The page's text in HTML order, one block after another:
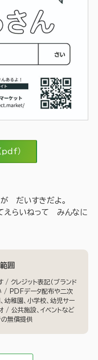
pdf）
だいすきだよ。
えらいねって みんなに
囲
クレジット表記（ブランド
/ PDFデータ配布や二次
稚園、小学校、幼児サー
/ 公共施設、イベントなど
の無償提供